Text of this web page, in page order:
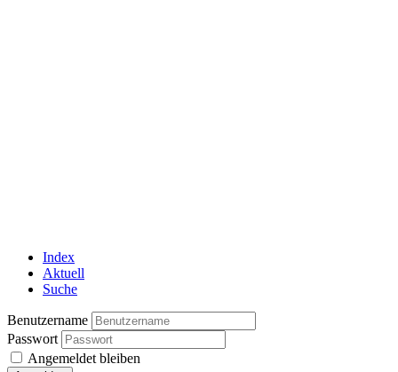
Index
Aktuell
Suche
Benutzername
Passwort
Angemeldet bleiben